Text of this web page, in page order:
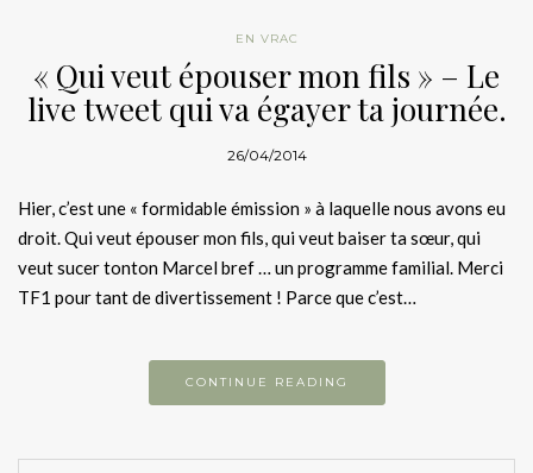
EN VRAC
« Qui veut épouser mon fils » – Le
live tweet qui va égayer ta journée.
26/04/2014
Hier, c’est une « formidable émission » à laquelle nous avons eu
droit. Qui veut épouser mon fils, qui veut baiser ta sœur, qui
veut sucer tonton Marcel bref … un programme familial. Merci
TF1 pour tant de divertissement ! Parce que c’est…
CONTINUE READING